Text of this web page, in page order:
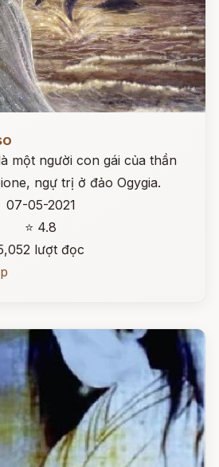
một người con gái của thần
ngự trị ở đảo Ogygia.
07-05-2021
⭐ 4.8
lượt đọc